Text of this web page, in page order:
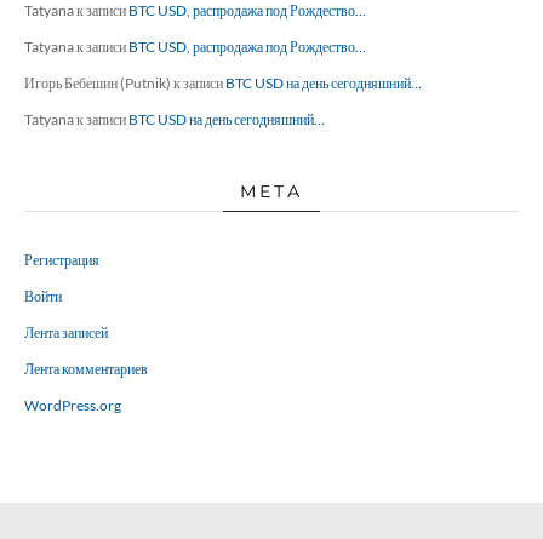
Tatyanaк записи BTC USD, распродажа под Рождество…
Tatyanaк записи BTC USD, распродажа под Рождество…
Игорь Бебешин (Putnik) к записи BTC USD на день сегодняшний…
Tatyanaк записи BTC USD на день сегодняшний…
МЕТА
Регистрация
Войти
Лента записей
Лента комментариев
WordPress.org